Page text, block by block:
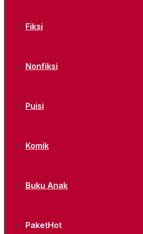
Fiksi
Nonfiksi
Puisi
Komik
Buku Anak
PaketHot